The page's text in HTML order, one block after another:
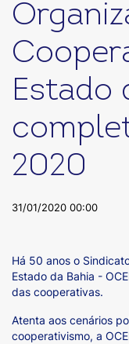
Estado
2020
31/01/2020 00:00
Há 50 anos o
Estado da Bahia -
das cooperativas.
Atenta aos cenários
cooperativismo, a